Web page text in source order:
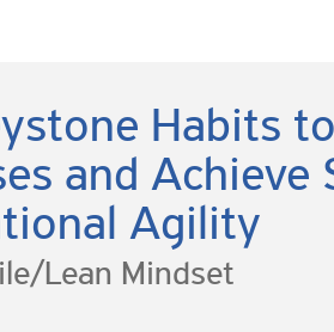
Habits
and Achieve
Agility
Lean Mindset